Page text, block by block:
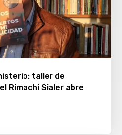
taller de
Rimachi Sialer abre